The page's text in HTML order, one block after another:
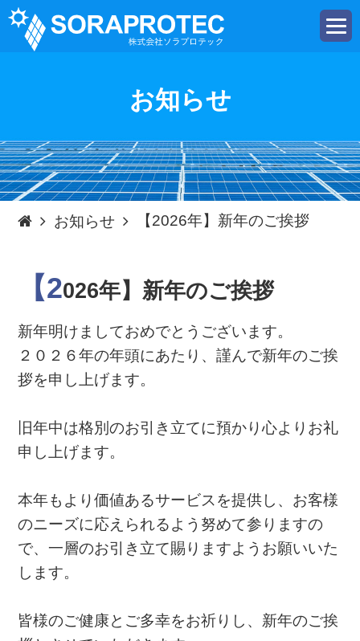
t
o
i
g
a
t
i
o
お知らせ
お知らせ 【2026年】新年のご挨拶
【2026年】新年のご挨拶
新年明けましておめでとうございます。
２０２６年の年頭にあたり、謹んで新年のご挨
拶を申し上げます。
旧年中は格別のお引き立てに預かり心よりお礼
申し上げます。
本年もより価値あるサービスを提供し、お客様
のニーズに応えられるよう努めて参りますの
で、一層のお引き立て賜りますようお願いいた
します。
皆様のご健康とご多幸をお祈りし、新年のご挨